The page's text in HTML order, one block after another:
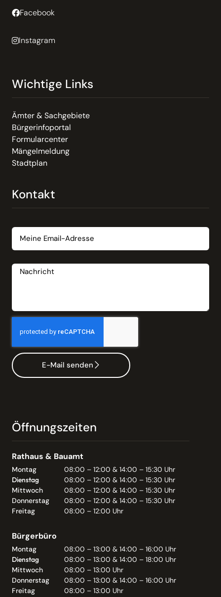
Facebook
Instagram
Wichtige Links
Ämter & Sachgebiete
Bürgerinfoportal
Formularcenter
Mängelmeldung
Stadtplan
Kontakt
E-Mail senden
Öffnungszeiten
Rathaus & Bauamt
Montag
08:00 – 12:00 & 14:00 – 15:30 Uhr
Dienstag
08:00 – 12:00 & 14:00 – 15:30 Uhr
Mittwoch
08:00 – 12:00 & 14:00 – 15:30 Uhr
Donnerstag
08:00 – 12:00 & 14:00 – 15:30 Uhr
Freitag
08:00 – 12:00 Uhr
Bürgerbüro
Montag
08:00 – 13:00 & 14:00 – 16:00 Uhr
Dienstag
08:00 – 13:00 & 14:00 – 18:00 Uhr
Mittwoch
08:00 – 13:00 Uhr
Donnerstag
08:00 – 13:00 & 14:00 – 16:00 Uhr
Freitag
08:00 – 13:00 Uhr